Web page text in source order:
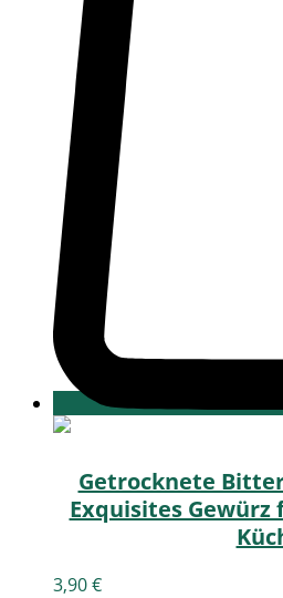
Getrocknete
Exquisites
3,90€